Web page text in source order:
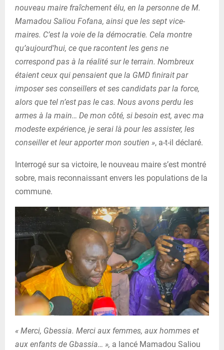
nouveau maire fraîchement élu, en la personne de M.
Mamadou Saliou Fofana, ainsi que les sept vice-
maires. C’est la voie de la démocratie. Cela montre
qu’aujourd’hui, ce que racontent les gens ne
correspond pas à la réalité sur le terrain. Nombreux
étaient ceux qui pensaient que la GMD finirait par
imposer ses conseillers et ses candidats par la force,
alors que tel n’est pas le cas. Nous avons perdu les
armes à la main… De mon côté, si besoin est, avec ma
modeste expérience, je serai là pour les assister, les
conseiller et leur apporter mon soutien », a-t-il déclaré.
Interrogé sur sa victoire, le nouveau maire s’est montré
sobre, mais reconnaissant envers les populations de la
commune.
« Merci, Gbessia. Merci aux femmes, aux hommes et
aux enfants de Gbassia… », a lancé Mamadou Saliou